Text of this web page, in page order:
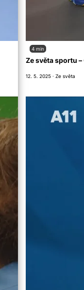
4 min
Ze světa sportu –
12. 5. 2025 · Ze světa